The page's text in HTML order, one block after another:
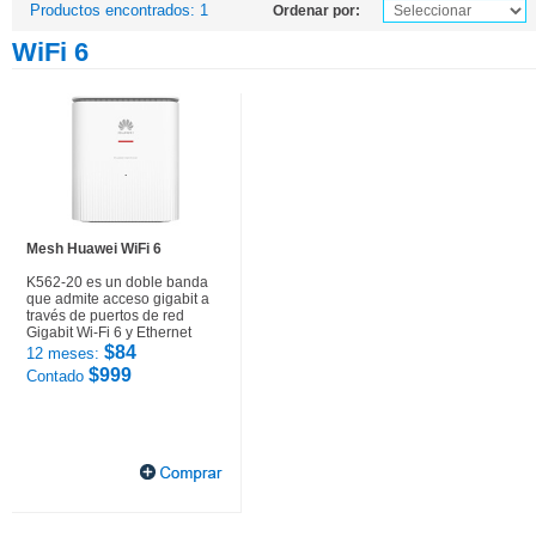
Productos encontrados: 1 Ordenar por:
WiFi 6
Mesh Huawei WiFi 6
K562-20 es un doble banda
que admite acceso gigabit a
través de puertos de red
Gigabit Wi-Fi 6 y Ethernet
12 meses: $84
Contado $999